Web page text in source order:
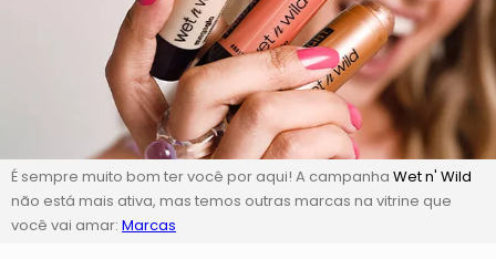
É sempre muito bom ter você por aqui! A campanha Wet n' Wild
não está mais ativa, mas temos outras marcas na vitrine que
você vai amar: Marcas